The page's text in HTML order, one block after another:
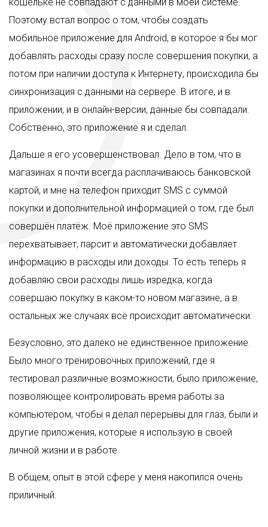
Поэтому встал вопрос о том, чтобы создать
мобильное приложение для Android, в которое я бы мог
добавлять расходы сразу после совершения покупки, а
потом при наличии доступа к Интернету, происходила бы
синхронизация с данными на сервере. В итоге, и в
приложении, и в онлайн-версии, данные бы совпадали.
Собственно, это приложение я и сделал.
Дальше я его усовершенствовал. Дело в том, что в
магазинах я почти всегда расплачиваюсь банковской
картой, и мне на телефон приходит SMS с суммой
покупки и дополнительной информацией о том, где был
совершён платёж. Моё приложение это SMS
перехватывает, парсит и автоматически добавляет
информацию в расходы или доходы. То есть теперь я
добавляю свои расходы лишь изредка, когда
совершаю покупку в каком-то новом магазине, а в
остальных же случаях всё происходит автоматически.
Безусловно, это далеко не единственное приложение.
Было много тренировочных приложений, где я
тестировал различные возможности, было приложение,
позволяющее контролировать время работы за
компьютером, чтобы я делал перерывы для глаз, были и
другие приложения, которые я использую в своей
личной жизни и в работе.
В общем, опыт в этой сфере у меня накопился очень
приличный.